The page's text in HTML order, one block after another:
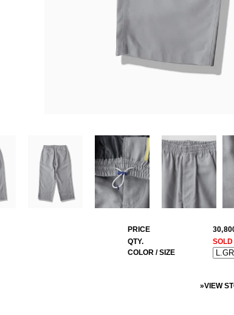
PRICE
QTY.
SOLD
COLOR / SIZE
»VIEW